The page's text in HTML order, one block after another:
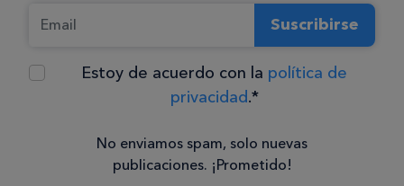
Suscribirse
Estoy de acuerdo con la política de
privacidad.*
Consentimiento
No enviamos spam, solo nuevas
publicaciones. ¡Prometido!